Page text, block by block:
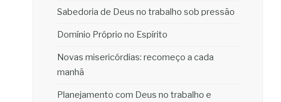
Sabedoria de Deus no trabalho sob pressão
Domínio Próprio no Espírito
Novas misericórdias: recomeço a cada
manhã
Planejamento com Deus no trabalho e